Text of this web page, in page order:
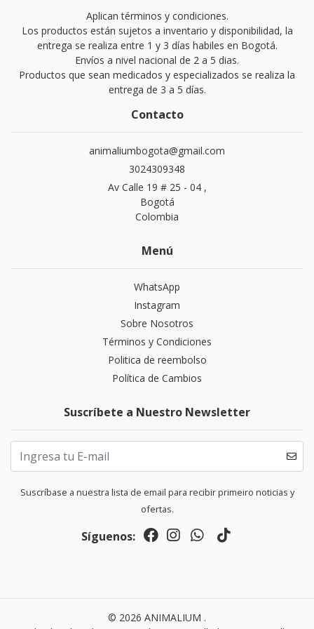
Aplican términos y condiciones.
Los productos están sujetos a inventario y disponibilidad, la
entrega se realiza entre 1 y 3 días habiles en Bogotá.
Envíos a nivel nacional de 2 a 5 dias.
Productos que sean medicados y especializados se realiza la
entrega de 3 a 5 días.
Contacto
animaliumbogota@gmail.com
3024309348
Av Calle 19 # 25 - 04 ,
Bogotá
Colombia
Menú
WhatsApp
Instagram
Sobre Nosotros
Términos y Condiciones
Politica de reembolso
Política de Cambios
Suscríbete a Nuestro Newsletter
Suscríbase a nuestra lista de email para recibir primeiro noticias y
ofertas.
Síguenos:
© 2026 ANIMALIUM .